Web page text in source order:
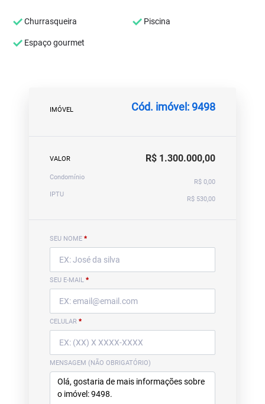
Churrasqueira Piscina
Espaço gourmet
IMÓVEL Cód. imóvel: 9498
VALOR R$ 1.300.000,00
Condomínio
R$ 0,00
IPTU
R$ 530,00
SEU NOME *
SEU E-MAIL *
CELULAR *
MENSAGEM (NÃO OBRIGATÓRIO)